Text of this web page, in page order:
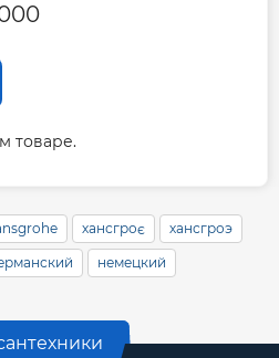
товаре.
хансгроє хансгроэ
немецкий